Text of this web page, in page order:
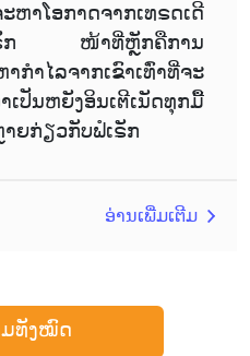
ຫາໂອກາດຈາກເທຣດເດີ
ເຣັກ ໜ້າທີ່ຫຼັກຄືການ
ຳໄລຈາກເຂົາເທົ່າທີ່ຈະ
ເປັນຫຍັງອິນເຕີເນັດທຸກມື້
ຍກ່ຽວກັບຟໍເຣັກ
ອ່ານເພີ່ມເຕີມ
ມທັງໝົດ